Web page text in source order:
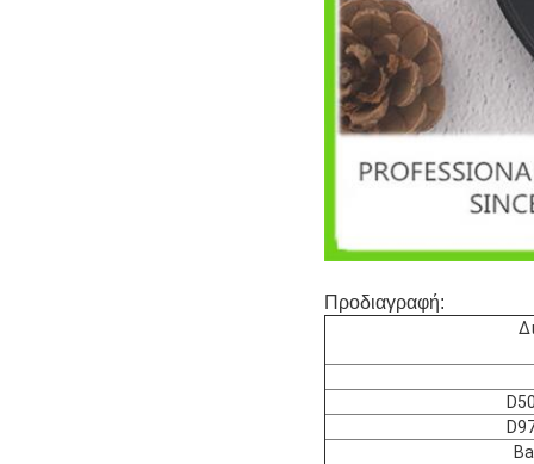
Προδιαγραφή: